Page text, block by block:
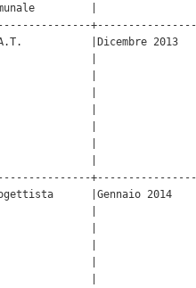
|
|Dicembre 2013
|                 |
|                 |
|                 |
|                 |
|                 |
|                 |
|
|Gennaio 2014
|                 |
|                 |
|                 |
|                 |
|